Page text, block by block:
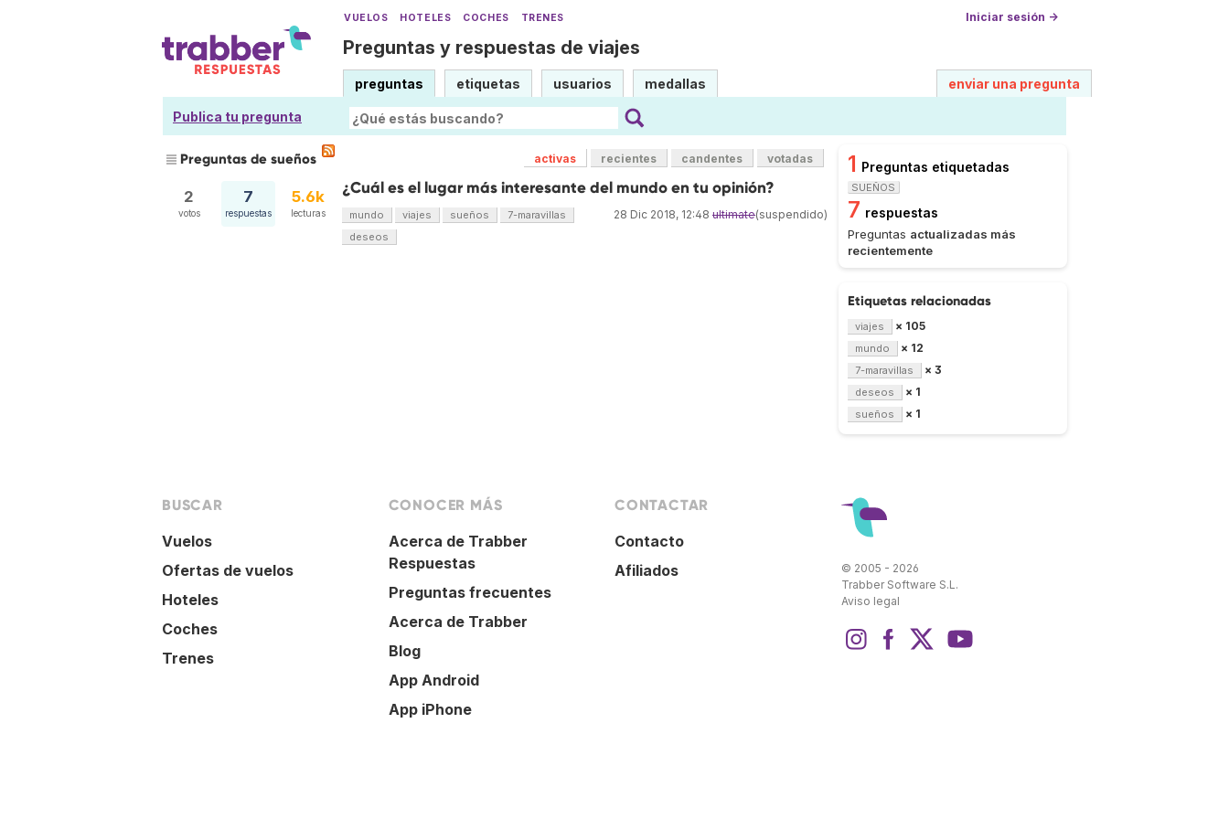
VUELOS HOTELES COCHES TRENES Iniciar sesión →
Preguntas y respuestas de viajes
preguntas etiquetas usuarios medallas enviar una pregunta
Publica tu pregunta
Preguntas de sueños activas recientes candentes votadas
2
votos
7
respuestas
5.6k
lecturas
¿Cuál es el lugar más interesante del mundo en tu opinión?
28 Dic 2018, 12:48 ultimate(suspendido)
mundo viajes sueños
7-maravillas
deseos
1 Preguntas etiquetadas
SUEÑOS
7 respuestas
Preguntas actualizadas más
recientemente
Etiquetas relacionadas
viajes × 105
mundo × 12
7-maravillas × 3
deseos × 1
sueños × 1
BUSCAR
Vuelos
Ofertas de vuelos
Hoteles
Coches
Trenes
CONOCER MÁS
Acerca de Trabber
Respuestas
Preguntas frecuentes
Acerca de Trabber
Blog
App Android
App iPhone
CONTACTAR
Contacto
Afiliados
© 2005 - 2026
Trabber Software S.L.
Aviso legal